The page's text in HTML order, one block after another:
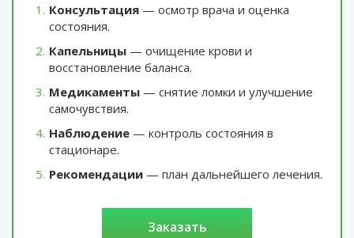
Консультация — осмотр врача и оценка
состояния.
Капельницы — очищение крови и
восстановление баланса.
Медикаменты — снятие ломки и улучшение
самочувствия.
Наблюдение — контроль состояния в
стационаре.
Рекомендации — план дальнейшего лечения.
заказать